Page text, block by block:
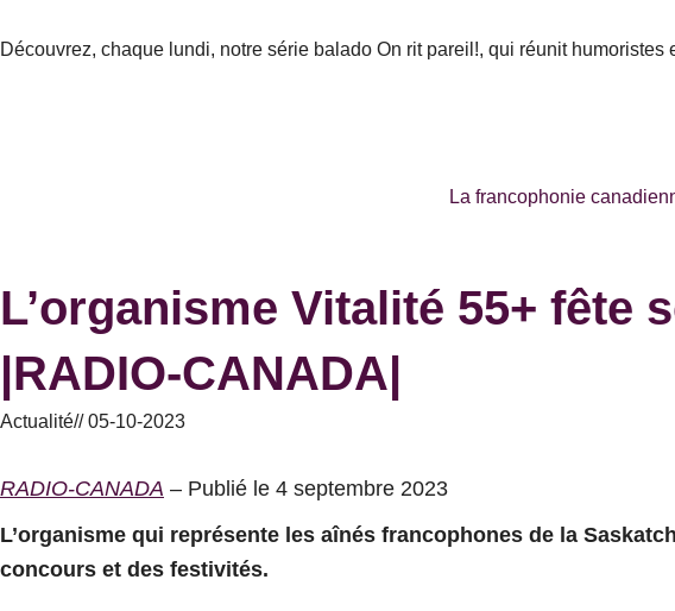
au
Découvrez, chaque lundi, notre série balado On rit pareil!, qui réunit humoristes
La francophonie
L’organisme Vitalité 55+ fête
|RADIO-CANADA|
Actualité//05-10-2023
RADIO-CANADA – Publié le 4 septembre 2023
L’organisme qui représente les aînés francophones de la
concours et des festivités.